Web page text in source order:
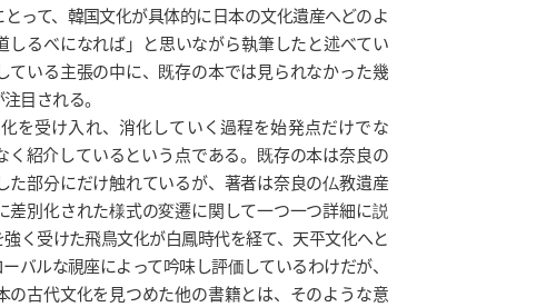
って、韓国文化が具体的に日本の文化遺産へどのよ
しるべになれば」と思いながら執筆したと述べてい
ている主張の中に、既存の本では見られなかった幾
目される。
を受け入れ、消化していく過程を始発点だけでな
く紹介しているという点である。既存の本は奈良の
た部分にだけ触れているが、著者は奈良の仏教遺産
別化された様式の変遷に関して一つ一つ詳細に説
く受けた飛鳥文化が白鳳時代を経て、天平文化へと
バルな視座によって吟味し評価しているわけだが、
の古代文化を見つめた他の書籍とは、そのような意